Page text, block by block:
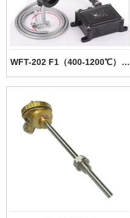
WFT-202 F1（400-1200℃）辐
射感温器